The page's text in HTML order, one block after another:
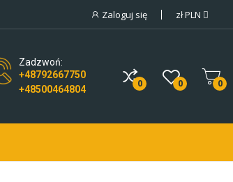
Zaloguj się złPLN
Zadzwoń:
+48792667750
+48500464804
0 0 0